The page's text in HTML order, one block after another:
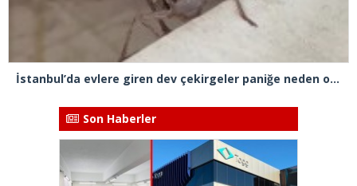
İstanbul’da evlere giren dev çekirgeler paniğe neden oldu
Son Haberler